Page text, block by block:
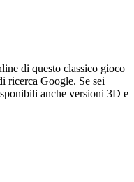
di questo classico gioco
ricerca Google. Se sei
anche versioni 3D e